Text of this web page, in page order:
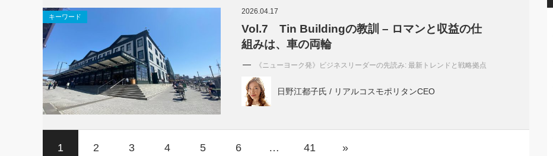
キーワード
2026.04.17
Vol.7 Tin Buildingの教訓 – ロマンと収益の仕
組みは、車の両輪
《ニューヨーク発》ビジネスリーダーの先読み: 最新トレンドと戦略拠点
日野江都子氏 / リアルコスモポリタンCEO
1 2 3 4 5 6 … 41 »